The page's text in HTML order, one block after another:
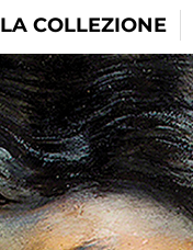
LA COLLEZIONE